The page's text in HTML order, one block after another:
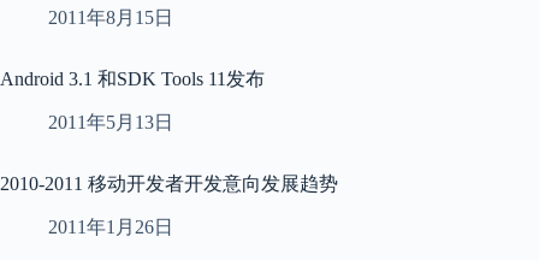
2011年8月15日
Android 3.1 和SDK Tools 11发布
2011年5月13日
2010-2011 移动开发者开发意向发展趋势
2011年1月26日